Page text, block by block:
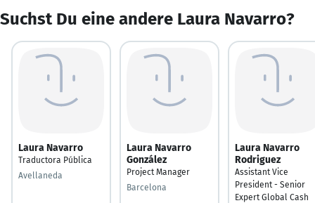
Suchst Du eine andere Laura Navarro?
Laura Navarro
Traductora Pública
Avellaneda
Laura Navarro
González
Project Manager
Barcelona
Laura Navarro
Rodriguez
Assistant Vice
President - Senior
Expert Global Cash